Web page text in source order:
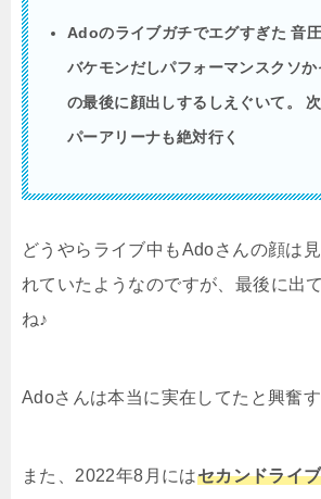
Adoのライブガチでエグすぎた 音
バケモンだしパフォーマンスクソ
の最後に顔出しするしえぐいて。
パーアリーナも絶対行く
どうやらライブ中もAdoさんの顔は
れていたようなのですが、最後に出
ね♪
Adoさんは本当に実在してたと興奮す
また、2022年8月にはセカンドライ